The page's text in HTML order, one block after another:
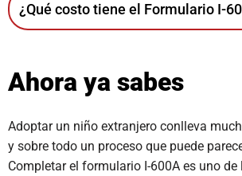
¿Qué costo tiene el Formulario I-
Ahora ya sabes
Adoptar un niño extranjero conlleva
y sobre todo un proceso que puede
Completar el formulario I-600A es uno